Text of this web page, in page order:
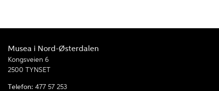
Musea i Nord-Østerdalen
Kongsveien 6
2500 TYNSET
Telefon: 477 57 253